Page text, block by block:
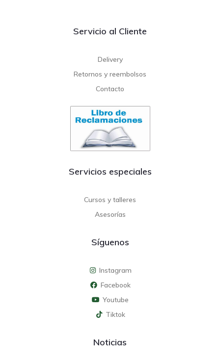
Servicio al Cliente
Delivery
Retornos y reembolsos
Contacto
Servicios especiales
Cursos y talleres
Asesorías
Síguenos
Instagram
Facebook
Youtube
Tiktok
Noticias